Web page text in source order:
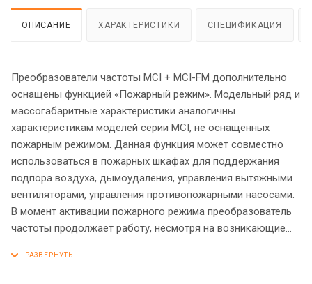
ОПИСАНИЕ ХАРАКТЕРИСТИКИ СПЕЦИФИКАЦИЯ
Преобразователи частоты МCI + MCI-FM дополнительно
оснащены функцией «Пожарный режим». Модельный ряд и
массогабаритные характеристики аналогичны
характеристикам моделей серии МCI, не оснащенных
пожарным режимом. Данная функция может совместно
использоваться в пожарных шкафах для поддержания
подпора воздуха, дымоудаления, управления вытяжными
вентиляторами, управления противопожарными насосами.
В момент активации пожарного режима преобразователь
частоты продолжает работу, несмотря на возникающие